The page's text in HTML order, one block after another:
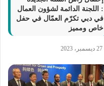
: اللجنة الدائمة لشؤون العمال
في دبي تكرّم العمّال في حفل
خاص ومميز
27 ديسمبر، 2023